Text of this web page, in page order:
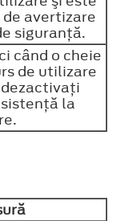
avertizare
siguranţă.
când o cheie
de utilizare
la